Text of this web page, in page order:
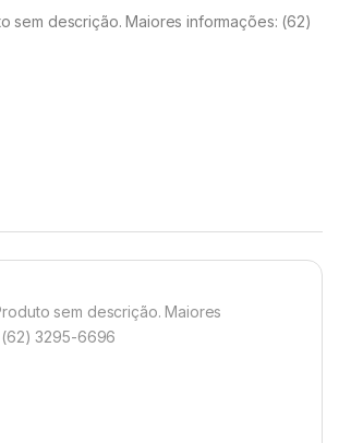
sem descrição. Maiores informações: (62)
sem descrição. Maiores
3295-6696